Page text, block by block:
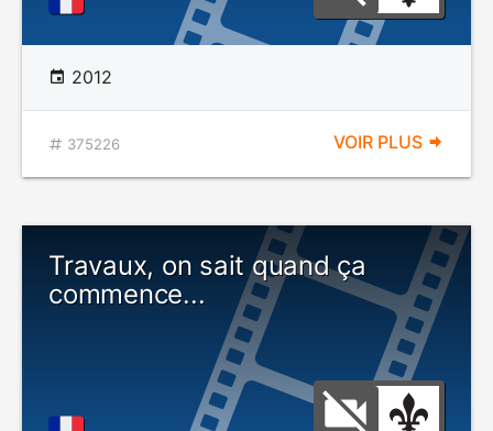
2012
375226 VOIR PLUS
Travaux, on sait quand ça
commence...